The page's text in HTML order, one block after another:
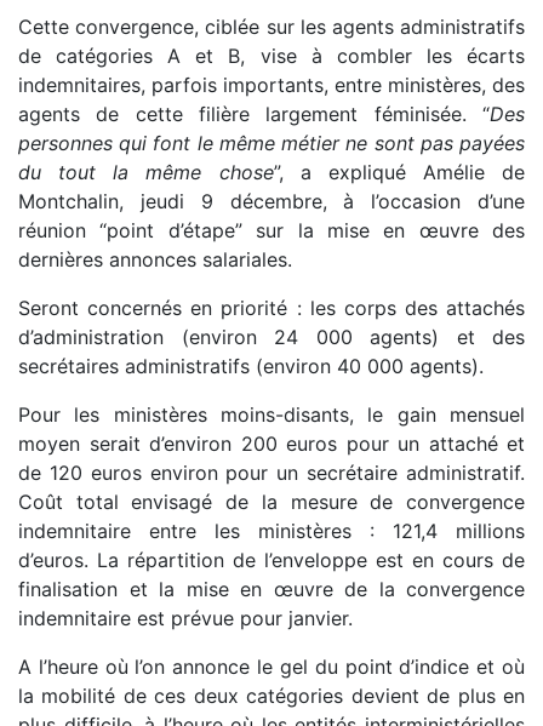
Cette convergence, ciblée sur les agents administratifs
de catégories A et B, vise à combler les écarts
indemnitaires, parfois importants, entre ministères, des
agents de cette filière largement féminisée. “Des
personnes qui font le même métier ne sont pas payées
du tout la même chose”, a expliqué Amélie de
Montchalin, jeudi 9 décembre, à l’occasion d’une
réunion “point d’étape” sur la mise en œuvre des
dernières annonces salariales.
Seront concernés en priorité : les corps des attachés
d’administration (environ 24 000 agents) et des
secrétaires administratifs (environ 40 000 agents).
Pour les ministères moins-disants, le gain mensuel
moyen serait d’environ 200 euros pour un attaché et
de 120 euros environ pour un secrétaire administratif.
Coût total envisagé de la mesure de convergence
indemnitaire entre les ministères : 121,4 millions
d’euros. La répartition de l’enveloppe est en cours de
finalisation et la mise en œuvre de la convergence
indemnitaire est prévue pour janvier.
A l’heure où l’on annonce le gel du point d’indice et où
la mobilité de ces deux catégories devient de plus en